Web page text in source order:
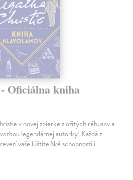
Oficiálna kniha
v novej zbierke zložitých rébusov a
legendárnej autorky! Každá z
vaše lúštiteľské schopnosti i